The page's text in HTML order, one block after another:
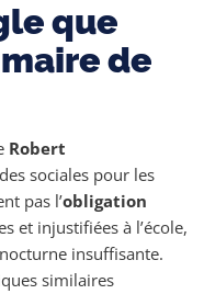
que
de
Robert
sociales pour les
pas l’obligation
et injustifiées à l’école,
insuffisante.
similaires